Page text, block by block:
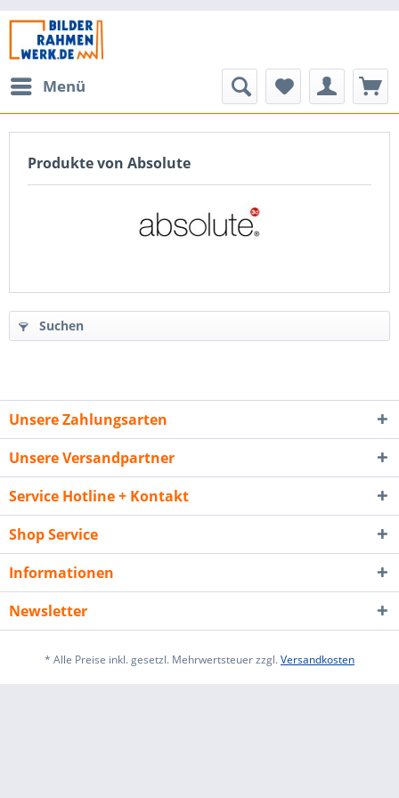
Menü
Produkte von Absolute
Suchen
Unsere Zahlungsarten
Unsere Versandpartner
Service Hotline + Kontakt
Shop Service
Informationen
Newsletter
* Alle Preise inkl. gesetzl. Mehrwertsteuer zzgl.Versandkosten